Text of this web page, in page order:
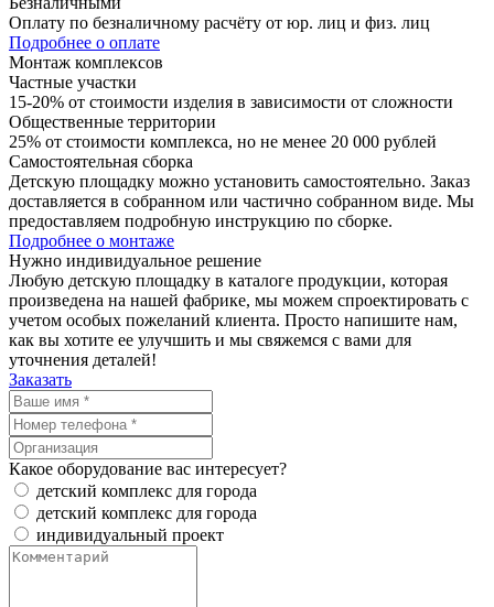
Оплату по безналичному расчёту от юр. лиц и физ. лиц
Подробнее о оплате
Монтаж комплексов
Частные участки
15-20% от стоимости изделия в зависимости от сложности
Общественные территории
25% от стоимости комплекса, но не менее 20 000 рублей
Самостоятельная сборка
Детскую площадку можно установить самостоятельно. Заказ
доставляется в собранном или частично собранном виде. Мы
предоставляем подробную инструкцию по сборке.
Подробнее о монтаже
Нужно индивидуальное решение
Любую детскую площадку в каталоге продукции, которая
произведена на нашей фабрике, мы можем спроектировать с
учетом особых пожеланий клиента. Просто напишите нам,
как вы хотите ее улучшить и мы свяжемся с вами для
уточнения деталей!
Заказать
Какое оборудование вас интересует?
детский комплекс для города
детский комплекс для города
индивидуальный проект